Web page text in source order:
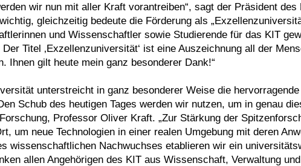
wir nun mit aller Kraft vorantreiben“, sagt der Präsident
gleichzeitig bedeute die Förderung als
und Wissenschaftler sowie Studierende für das KIT
Titel ‚Exzellenzuniversität‘ ist eine Auszeichnung all der
Ihnen gilt heute mein ganz besonderer Dank!“
unterstreicht in ganz besonderer Weise die
Schub des heutigen Tages werden wir nutzen, um in genau
Professor Oliver Kraft. „Zur Stärkung der
um neue Technologien in einer realen Umgebung mit deren
wissenschaftlichen Nachwuchses etablieren wir ein
allen Angehörigen des KIT aus Wissenschaft, Verwaltung